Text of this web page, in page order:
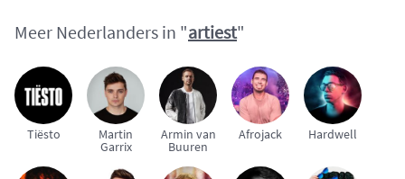
Meer Nederlanders in "artiest"
Tiësto Martin
Garrix
Armin van
Buuren
Afrojack Hardwell